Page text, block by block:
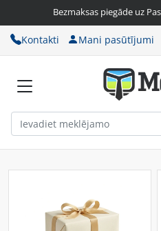
Bezmaksas piegāde uz
Kontakti Mani pasūtījumi